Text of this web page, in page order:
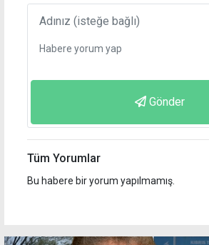
Gönder
Tüm Yorumlar
Bu habere bir yorum yapılmamış.